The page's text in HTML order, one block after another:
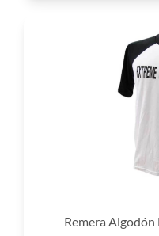
Remera Algodón